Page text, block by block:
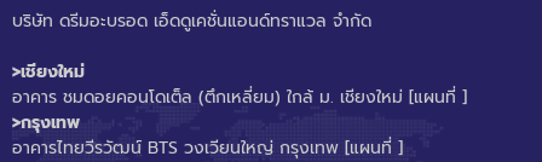
บริษัท ดรีมอะบรอด เอ็ดดูเคชั่นแอนด์ทราแวล จำกัด
>เชียงใหม่
อาคาร ชมดอยคอนโดเต็ล (ตึกเหลี่ยม) ใกล้ ม. เชียงใหม่ [แผนที่ ]
>กรุงเทพ
อาคารไทยวีรวัฒน์ BTS วงเวียนใหญ่ กรุงเทพ [แผนที่ ]